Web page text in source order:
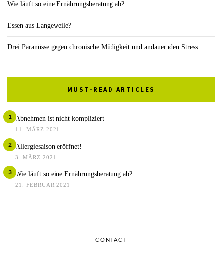
Wie läuft so eine Ernährungsberatung ab?
Essen aus Langeweile?
Drei Paranüsse gegen chronische Müdigkeit und andauernden Stress
MUST-READ ARTICLES
1 Abnehmen ist nicht kompliziert
11. MÄRZ 2021
2 Allergiesaison eröffnet!
3. MÄRZ 2021
3 Wie läuft so eine Ernährungsberatung ab?
21. FEBRUAR 2021
CONTACT